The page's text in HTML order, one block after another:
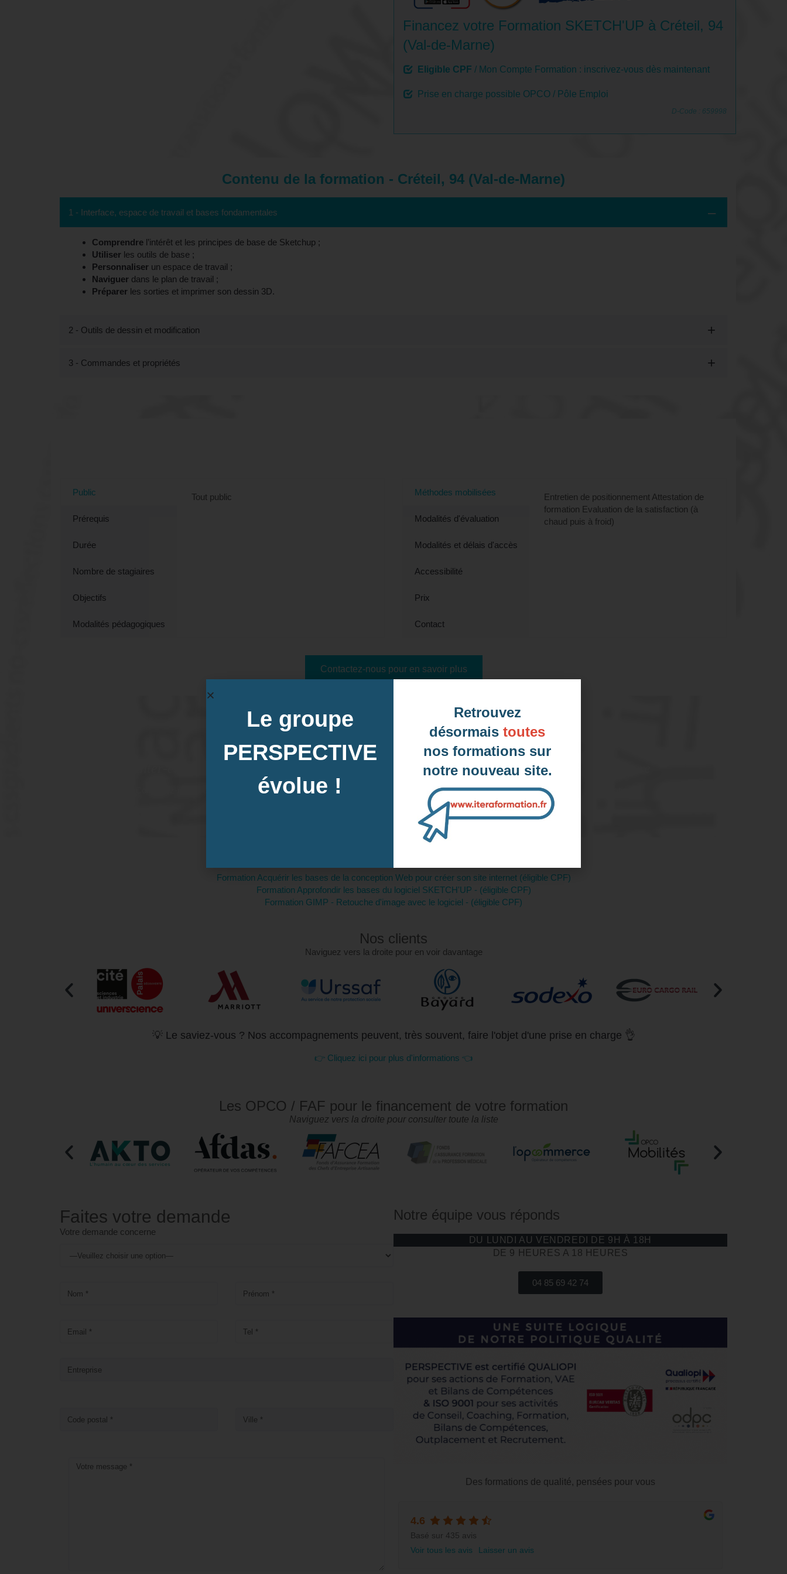
Financez votre Formation SKETCH'UP à Créteil, 94
(Val-de-Marne)
Eligible CPF / Mon Compte Formation : inscrivez-vous dès maintenant
Prise en charge possible OPCO / Pôle Emploi
D-Code : 659998
Contenu de la formation - Créteil, 94 (Val-de-Marne)
1 - Interface, espace de travail et bases fondamentales
Comprendre l’intérêt et les principes de base de Sketchup ;
Utiliser les outils de base ;
Personnaliser un espace de travail ;
Naviguer dans le plan de travail ;
Préparer les sorties et imprimer son dessin 3D.
2 - Outils de dessin et modification
3 - Commandes et propriétés
Public
Prérequis
Durée
Nombre de stagiaires
Objectifs
Modalités pédagogiques
Tout public Méthodes mobilisées
Modalités d'évaluation
Modalités et délais d'accès
Accessibilité
Prix
Contact
Entretien de positionnement Attestation de
formation Evaluation de la satisfaction (à
chaud puis à froid)
Contactez-nous pour en savoir plus
Dates des prochaines sessions à Créteil, 94 (Val-de-Marne)
Contactez-nous pour demander votre inscription
Intra-entreprise et sur mesure
Contactez-nous pour plus d'informations
Formation Acquérir les bases de la conception Web pour créer son site internet (éligible CPF)
Formation Approfondir les bases du logiciel SKETCH'UP - (éligible CPF)
Formation GIMP - Retouche d'image avec le logiciel - (éligible CPF)
Nos clients
Naviguez vers la droite pour en voir davantage
💡 Le saviez-vous ? Nos accompagnements peuvent, très souvent, faire l'objet d'une prise en charge 👌
👉 Cliquez ici pour plus d'informations 👈
Les OPCO / FAF pour le financement de votre formation
Naviguez vers la droite pour consulter toute la liste
Faites votre demande
Votre demande concerne
Notre équipe vous réponds
DU LUNDI AU VENDREDI DE 9H À 18H
DE 9 HEURES A 18 HEURES
04 85 69 42 74
Des formations de qualité, pensées pour vous
4.6
Basé sur 435 avis
Voir tous les avis
Laisser un avis
Le groupe
PERSPECTIVE
évolue !
Retrouvez
désormais toutes
nos formations sur
notre nouveau site.